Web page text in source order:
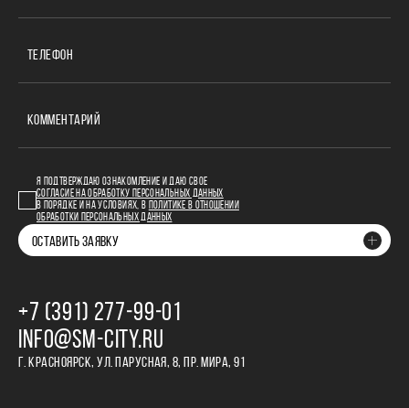
ТЕЛЕФОН
КОММЕНТАРИЙ
Я ПОДТВЕРЖДАЮ ОЗНАКОМЛЕНИЕ И ДАЮ СВОЕ
СОГЛАСИЕ НА ОБРАБОТКУ ПЕРСОНАЛЬНЫХ ДАННЫХ
В ПОРЯДКЕ И НА УСЛОВИЯХ, В
ПОЛИТИКЕ В ОТНОШЕНИИ
ОБРАБОТКИ ПЕРСОНАЛЬНЫХ ДАННЫХ
ОСТАВИТЬ ЗАЯВКУ
+7 (391) 277‒99‒01
INFO@SM-CITY.RU
Г. КРАСНОЯРСК, УЛ. ПАРУСНАЯ, 8, ПР. МИРА, 91